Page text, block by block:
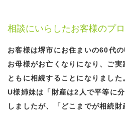
相談にいらしたお客様のプ
お客様は堺市にお住まいの60代の
お母様がお亡くなりになり、ご
ともに相続することになりました
U様姉妹は「財産は2人で平等に
しましたが、「どこまでが相続財